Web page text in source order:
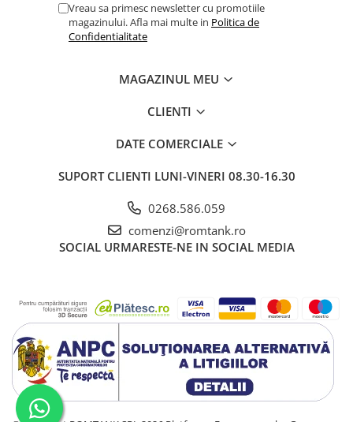
Vreau sa primesc newsletter cu promotiile
magazinului. Afla mai multe in Politica de
Confidentialitate
MAGAZINUL MEU
CLIENTI
DATE COMERCIALE
SUPORT CLIENTI LUNI-VINERI 08.30-16.30
0268.586.059
comenzi@romtank.ro
SOCIAL URMARESTE-NE IN SOCIAL MEDIA